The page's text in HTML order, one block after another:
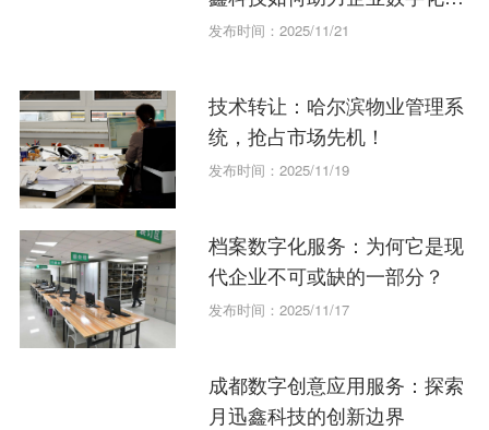
型？
发布时间：2025/11/21
技术转让：哈尔滨物业管理系
统，抢占市场先机！
发布时间：2025/11/19
档案数字化服务：为何它是现
代企业不可或缺的一部分？
发布时间：2025/11/17
成都数字创意应用服务：探索
月迅鑫科技的创新边界